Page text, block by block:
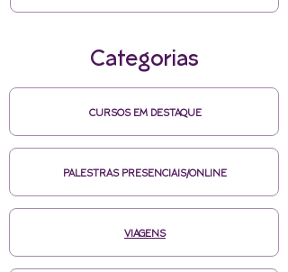
Categorias
CURSOS EM DESTAQUE
PALESTRAS PRESENCIAIS/ONLINE
VIAGENS